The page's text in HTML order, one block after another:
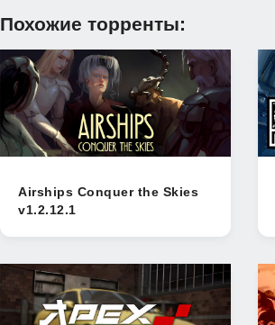
Похожие торренты:
Airships Conquer the Skies
v1.2.12.1